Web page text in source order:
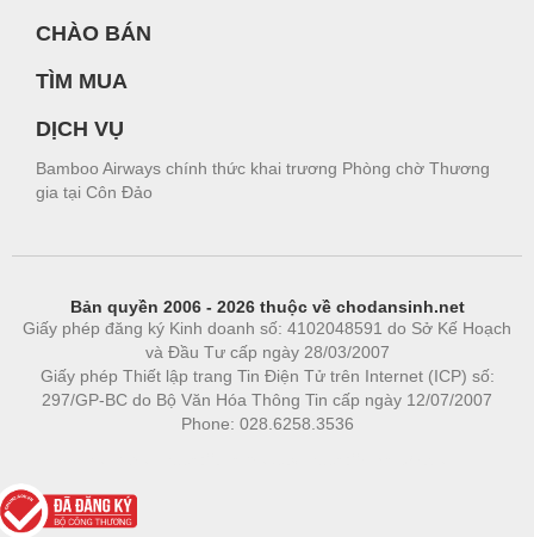
CHÀO BÁN
TÌM MUA
DỊCH VỤ
Bamboo Airways chính thức khai trương Phòng chờ Thương
gia tại Côn Đảo
Bản quyền 2006 - 2026 thuộc về chodansinh.net
Giấy phép đăng ký Kinh doanh số: 4102048591 do Sở Kế Hoạch
và Đầu Tư cấp ngày 28/03/2007
Giấy phép Thiết lập trang Tin Điện Tử trên Internet (ICP) số:
297/GP-BC do Bộ Văn Hóa Thông Tin cấp ngày 12/07/2007
Phone: 028.6258.3536